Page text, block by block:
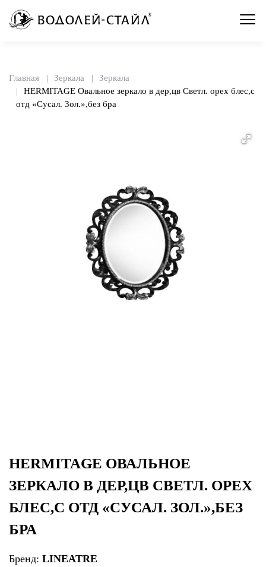
Главная Зеркала
Зеркала
HERMITAGE Овальное зеркало в дер,цв Светл. орех блес,с
отд «Сусал. Зол.»,без бра
HERMITAGE ОВАЛЬНОЕ
ЗЕРКАЛО В ДЕР,ЦВ СВЕТЛ. ОРЕХ
БЛЕС,С ОТД «СУСАЛ. ЗОЛ.»,БЕЗ
БРА
Бренд: LINEATRE